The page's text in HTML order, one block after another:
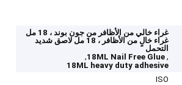
غراء خالي من الأظافر من جون بوند ، 18 مل
غراء خالٍ من الأظافر ، 18 مل لاصق شديد
التحمل
,
18ML Nail Free Glue
,
18ML heavy duty adhesive
ISO